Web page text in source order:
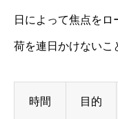
日によって焦点を
荷を連日かけないこ
時間 目的